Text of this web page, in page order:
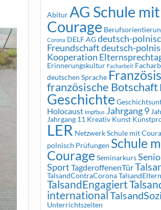
AbiturAG Schule mit
Courage
Corona DELF AGdeutsch-
Freundschaftdeutsch-
Kooperation
Erinnerungskultur Facharbeit
deutschen Sprache
französische Botschaft
Geschichte
Holocaust Impfbus Jahrgang 9
Jahrgang 11 Kreativ Kunst
LER Netzwerk Schule mit
polnisch Prüfungen Schule
Courage Seminarkurs
Sport TagderoffenenTür
TalsandContraCoronaTalsandEltern
TalsandEngagiert
international
Unterrichtszeiten